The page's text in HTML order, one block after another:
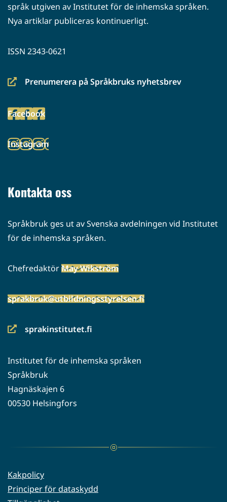
språk utgiven av Institutet för de inhemska språken.
Nya artiklar publiceras kontinuerligt.
ISSN 2343-0621
Prenumerera på Språkbruks nyhetsbrev
(siirryt
palveluun)
Facebook
(siirryt
palveluun)
Instagram
(siirryt
Kontakta oss
Språkbruk ges ut av Svenska avdelningen vid Institutet
för de inhemska språken.
ChefredaktörMay Wikström
sprakbruk@utbildningsstyrelsen.fi
sprakinstitutet.fi
(siirryt
palveluun)
Institutet för de inhemska språken
Språkbruk
Hagnäskajen 6
00530 Helsingfors
Kakpolicy
Principer för dataskydd